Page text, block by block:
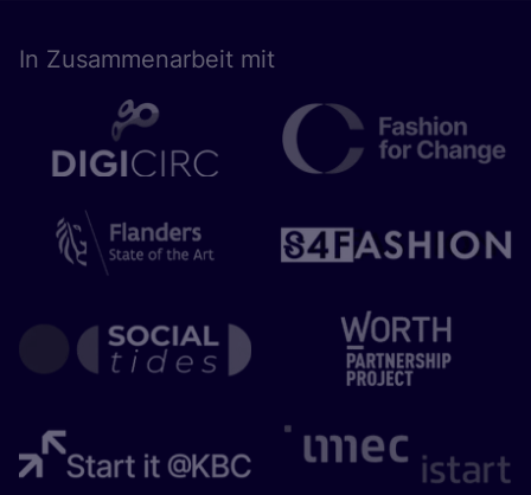
In Zusam­men­ar­beit mit